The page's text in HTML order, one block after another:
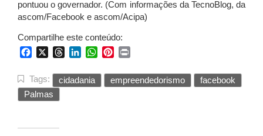
pontuou o governador. (Com informações da TecnoBlog, da
ascom/Facebook e ascom/Acipa)
Compartilhe este conteúdo:
FacebookThreadsLinkedInWhatsApp
Pinterest
Tags: cidadania empreendedorismo
facebook
Palmas